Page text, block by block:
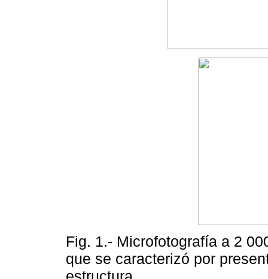
Fig. 1.- Microfotografía a 2
que se caracterizó por